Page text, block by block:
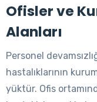
Ofisler ve
Alanları
Personel
hastalıklarının
yüktür. Ofis